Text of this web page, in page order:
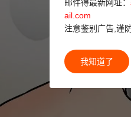
邮件得最新网址：
ail.com
注意鉴别广告,谨
我知道了